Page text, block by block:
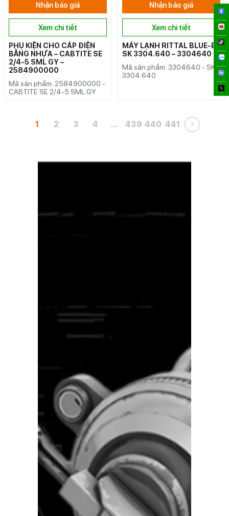
Nhận báo giá
Xem chi tiết
PHỤ KIỆN CHO CÁP ĐIỆN
BẰNG NHỰA – CABTITE SE
2/4-5 SML GY –
2584900000
Mã sản phẩm: 2584900000 -
CABTITE SE 2/4-5 SML GY
Nhận báo giá
Xem chi tiết
MÁY LẠNH RITTAL BLUE-E
SK 3304.640 – 3304640
Mã sản phẩm: 3304640 - SK
3304.640
1 2 3 4 … 439 440 441